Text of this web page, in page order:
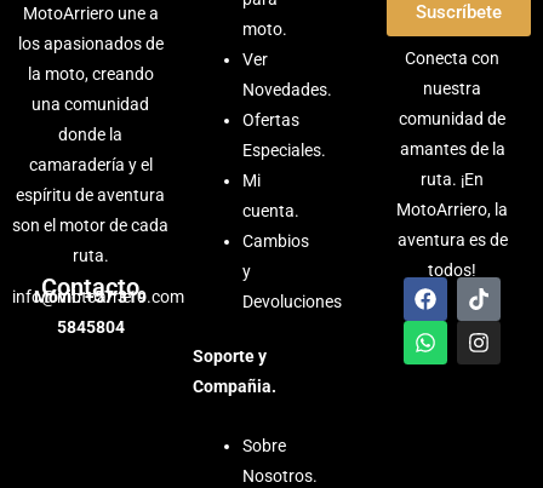
MotoArriero une a
los apasionados de
la moto, creando
una comunidad
donde la
camaradería y el
espíritu de aventura
son el motor de cada
ruta.
Contacto
info@motoarriero.com
Móvil: +57 319
5845804
moto.
Ver
Novedades.
Ofertas
Especiales.
Mi
cuenta.
Cambios
y
Devoluciones
Soporte y
Compañia.
Sobre
Nosotros.
Suscríbete
Conecta con
nuestra
comunidad de
amantes de la
ruta. ¡En
MotoArriero, la
aventura es de
todos!
F
a
c
e
T
i
k
t
W
h
a
t
I
n
s
t